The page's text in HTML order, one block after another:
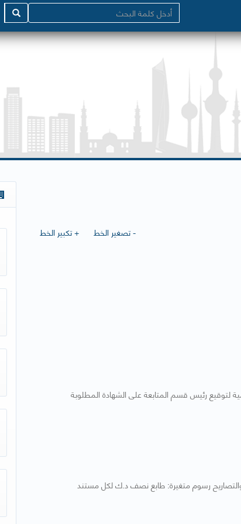
+ تكبير الخط
- تصغير الخط
رسوم متغيرة: طابع نصف د.ك لكل مستند